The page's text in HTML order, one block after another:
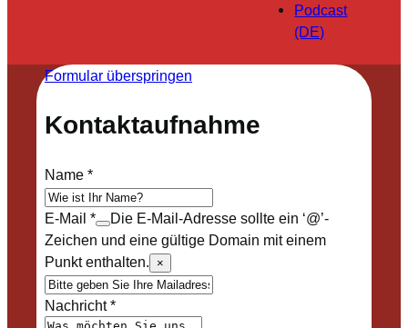
Podcast
(DE)
Formular überspringen
Kontaktaufnahme
Name*
E-Mail *
Die E-Mail-Adresse sollte ein ‘@’-
Zeichen und eine gültige Domain mit einem
Punkt enthalten.
×
Nachricht*